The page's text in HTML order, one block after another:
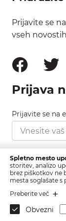
Prijavite se
vseh
Prijava
Prijavite se na
Strinjam
tukaj.
Spletno mesto
storitev, analizo
brez piškotkov ne
mesta soglašate s
Preberite več
Obvezni